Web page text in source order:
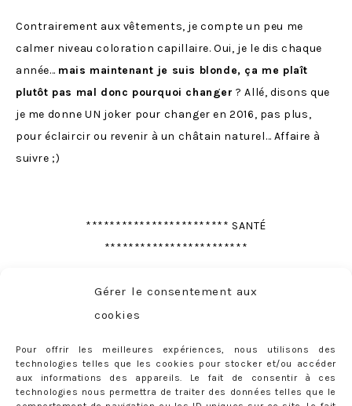
Gérer le consentement aux
cookies
Pour offrir les meilleures expériences, nous utilisons des
technologies telles que les cookies pour stocker et/ou accéder
aux informations des appareils. Le fait de consentir à ces
technologies nous permettra de traiter des données telles que le
Contrairement aux vêtements, je compte un peu me
calmer niveau coloration capillaire. Oui, je le dis chaque
année… mais maintenant je suis blonde, ça me plaît
plutôt pas mal donc pourquoi changer ? Allé, disons que
je me donne UN joker pour changer en 2016, pas plus,
pour éclaircir ou revenir à un châtain naturel… Affaire à
suivre ;)
************************ SANTÉ
************************
Enfin, courir tout court. Je vais bientôt me réinscrire à la
cardioet moins aux machines et aux cours.
2. Prendre rendez-vous chez le podologue.